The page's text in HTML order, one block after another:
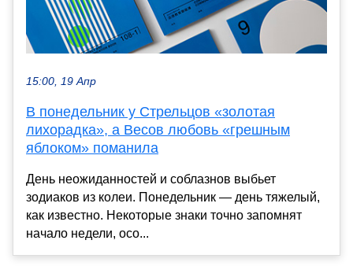
15:00, 19 Апр
В понедельник у Стрельцов «золотая
лихорадка», а Весов любовь «грешным
яблоком» поманила
День неожиданностей и соблазнов выбьет
зодиаков из колеи. Понедельник — день тяжелый,
как известно. Некоторые знаки точно запомнят
начало недели, осо...